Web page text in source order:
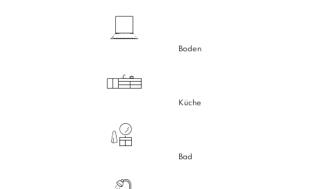
Boden
Küche
Bad